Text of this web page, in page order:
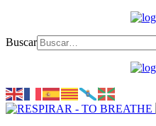
Buscar